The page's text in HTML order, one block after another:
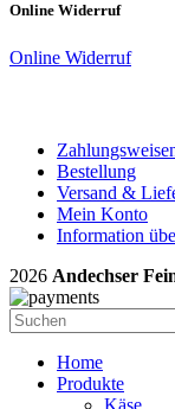
Online Widerruf
Online Widerruf
Bestellung
Versand &
Mein Konto
Information
2026 Andechser
Home
Produkte
Käse